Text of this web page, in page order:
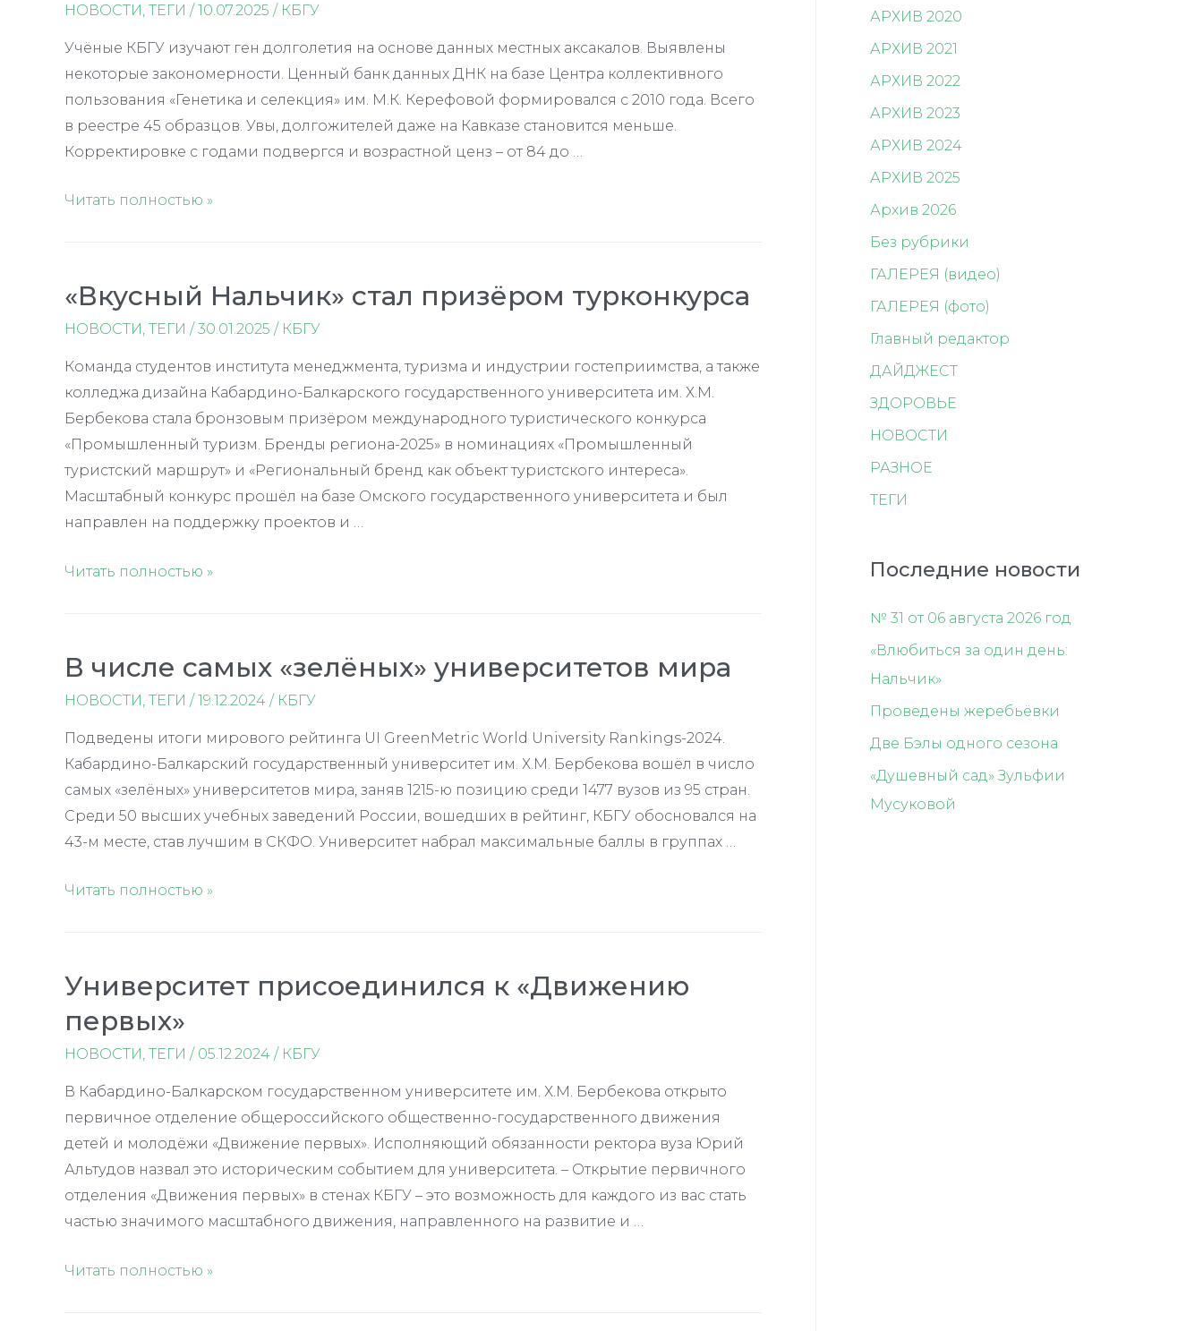
НОВОСТИ ТЕГИ /10.07.2025 / КБГУ
Учёные КБГУ изучают ген долголетия на основе данных местных аксакалов. Выявлены
некоторые закономерности. Ценный банк данных ДНК на базе Центра коллективного
пользования «Генетика и селекция» им. М.К. Керефовой формировался с 2010 года. Всего
в реестре 45 образцов. Увы, долгожителей даже на Кавказе становится меньше.
Корректировке с годами подвергся и возрастной ценз – от 84 до …
Работа
Читать полностью »
«Вкусный Нальчик» стал призёром турконкурса
НОВОСТИ , ТЕГИ / 30.01.2025 / КБГУ
Команда студентов института менеджмента, туризма и индустрии гостеприимства, а также
колледжа дизайна Кабардино-Балкарского государственного университета им. Х.М.
Бербекова стала бронзовым призёром международного туристического конкурса
«Промышленный туризм. Бренды региона-2025» в номинациях «Промышленный
туристский маршрут» и «Региональный бренд как объект туристского интереса».
Масштабный конкурс прошёл на базе Омского государственного университета и был
направлен на поддержку проектов и …
«Вкусный
турконкурса
Читать полностью »
В числе самых «зелёных» университетов мира
НОВОСТИ, ТЕГИ /19.12.2024 / КБГУ
Подведены итоги мирового рейтинга UI GreenMetric World University Rankings-2024.
Кабардино-Балкарский государственный университет им. Х.М. Бербекова вошёл в число
самых «зелёных» университетов мира, заняв 1215-ю позицию среди 1477 вузов из 95 стран.
Среди 50 высших учебных заведений России, вошедших в рейтинг, КБГУ обосновался на
43-м месте, став лучшим в СКФО. Университет набрал максимальные баллы в группах …
В
университетов
мира
Читать полностью »
Университет присоединился к «Движению
первых»
НОВОСТИ , ТЕГИ / 05.12.2024 / КБГУ
В Кабардино-Балкарском государственном университете им. Х.М. Бербекова открыто
первичное отделение общероссийского общественно-государственного движения
детей и молодёжи «Движение первых». Исполняющий обязанности ректора вуза Юрий
Альтудов назвал это историческим событием для университета. – Открытие первичного
отделения «Движения первых» в стенах КБГУ – это возможность для каждого из вас стать
частью значимого масштабного движения, направленного на развитие и …
Университет
Читать полностью »
АРХИВ 2020
АРХИВ 2021
АРХИВ 2022
АРХИВ 2023
АРХИВ 2024
АРХИВ 2025
Архив 2026
Без рубрики
ГАЛЕРЕЯ (видео)
ГАЛЕРЕЯ (фото)
Главный редактор
ДАЙДЖЕСТ
ЗДОРОВЬЕ
НОВОСТИ
РАЗНОЕ
ТЕГИ
Последние новости
№ 31 от 06 августа 2026 год
«Влюбиться за один день:
Нальчик»
Проведены жеребьёвки
Две Бэлы одного сезона
«Душевный сад» Зульфии
Мусуковой